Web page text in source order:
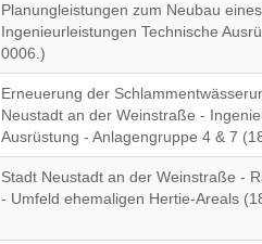
Planungleistungen zum Neubau
Ingenieurleistungen Technische
0006.)
Erneuerung der
Neustadt an der Weinstraße -
Ausrüstung - Anlagengruppe 4 & 7
Stadt Neustadt an der Weinstraße -
- Umfeld ehemaligen Hertie-Areals